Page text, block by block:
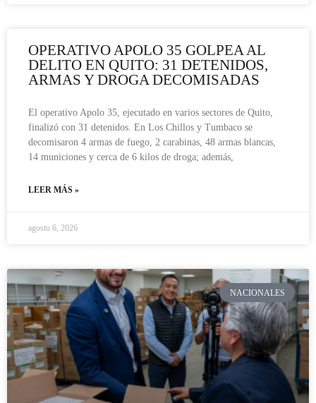
OPERATIVO APOLO 35 GOLPEA AL
DELITO EN QUITO: 31 DETENIDOS,
ARMAS Y DROGA DECOMISADAS
El operativo Apolo 35, ejecutado en varios sectores de Quito,
finalizó con 31 detenidos. En Los Chillos y Tumbaco se
decomisaron 4 armas de fuego, 2 carabinas, 48 armas blancas,
14 municiones y cerca de 6 kilos de droga; además,
LEER MÁS »
agosto 6, 2026
NACIONALES